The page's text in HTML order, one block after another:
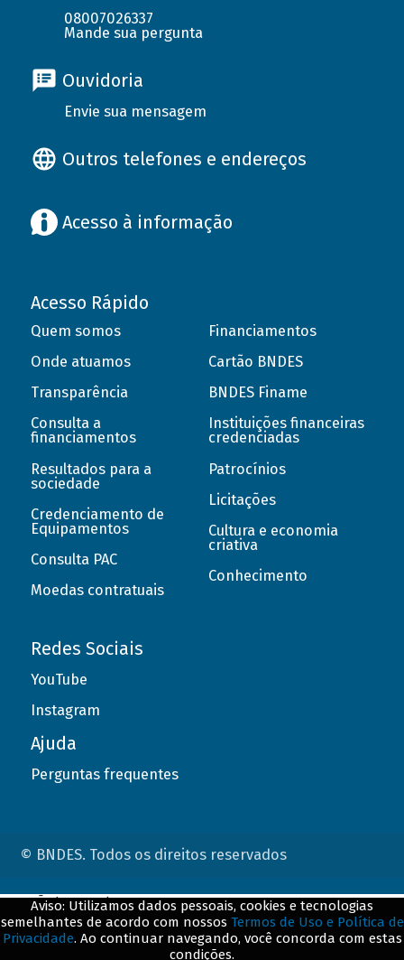
08007026337
Mande sua pergunta
Ouvidoria
Envie sua mensagem
Outros telefones e endereços
Acesso à informação
Acesso Rápido
Quem somos
Onde atuamos
Transparência
Consulta a
financiamentos
Resultados para a
sociedade
Credenciamento de
Equipamentos
Consulta PAC
Moedas contratuais
Financiamentos
Cartão BNDES
BNDES Finame
Instituições financeiras
credenciadas
Patrocínios
Licitações
Cultura e economia
criativa
Conhecimento
Redes Sociais
YouTube
Instagram
Ajuda
Perguntas frequentes
© BNDES. Todos os direitos reservados
Aviso: Utilizamos dados pessoais, cookies e tecnologias
semelhantes de acordo com nossos Termos de Uso e Política de
Privacidade. Ao continuar navegando, você concorda com estas
condições.
ConteÃºdo complementar
${title}${badge}